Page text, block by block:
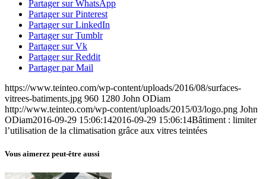
Partager sur WhatsApp
Partager sur Pinterest
Partager sur LinkedIn
Partager sur Tumblr
Partager sur Vk
Partager sur Reddit
Partager par Mail
https://www.teinteo.com/wp-content/uploads/2016/08/surfaces-
vitrees-batiments.jpg 960 1280 John ODiam
http://www.teinteo.com/wp-content/uploads/2015/03/logo.png John
ODiam2016-09-29 15:06:142016-09-29 15:06:14Bâtiment : limiter
l’utilisation de la climatisation grâce aux vitres teintées
Vous aimerez peut-être aussi